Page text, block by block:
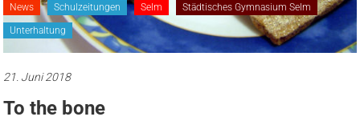
News Schulzeitungen Selm Städtisches Gymnasium Selm
Unterhaltung
21. Juni 2018
To the bone